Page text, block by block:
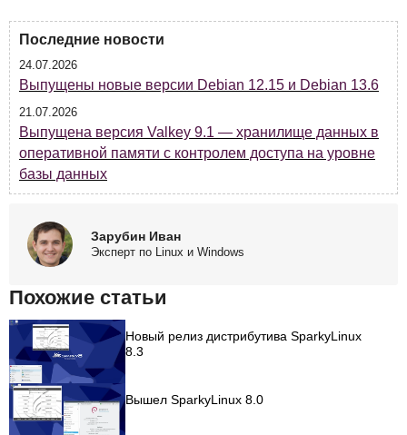
Последние новости
24.07.2026
Выпущены новые версии Debian 12.15 и Debian 13.6
21.07.2026
Выпущена версия Valkey 9.1 — хранилище данных в
оперативной памяти с контролем доступа на уровне
базы данных
Зарубин Иван
Эксперт по Linux и Windows
Похожие статьи
Новый релиз дистрибутива SparkyLinux
8.3
Вышел SparkyLinux 8.0